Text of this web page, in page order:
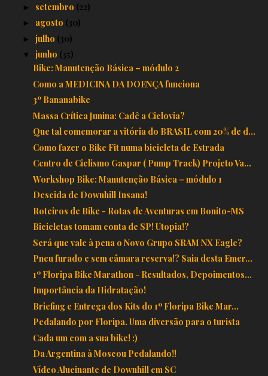
► setembro (22)
► agosto (30)
► julho (30)
▼ junho (35)
Bike: Manutenção Básica – módulo 2
Como a MEDICINA DA DOENÇA funciona
3º Bananabike
Massa Crítica Junina: Cadê a Ciclovia?
Que tal comemorar a vitória do BRASIL com 20% de d...
Como fazer o Bike Fit numa bicicleta de Estrada
Centro de Ciclismo Gaspar ( Pump Track) Projeto Va...
Workshop Bike: Manutenção Básica – módulo 1
Descida de Downhill Insana!
Roteiros de Bike - Rotas de Aventuras em Bonito-MS
Bicicletas tomam conta de SP! Utopia!?
Será que vale à pena o Novo Grupo SRAM NX Eagle?
Pneu furado e sem câmara reserva!? Saia desta Emer...
1º Floripa Bike Marathon - Resultados, Depoimentos...
Importância da Hidratação!
Briefing e Entrega dos Kits do 1º Floripa Bike Mar...
Pedalando por Floripa. Uma diversão para o turista
Cada um com a sua bike! :)
Da Argentina à Moscou Pedalando!!
Vídeo Alucinante de Downhill em SC